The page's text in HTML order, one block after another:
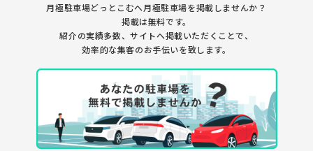
月極駐車場どっとこむへ月極駐車場を掲載しませんか？
掲載は無料です。
紹介の実績多数、サイトへ掲載いただくことで、
効率的な集客のお手伝いを致します。